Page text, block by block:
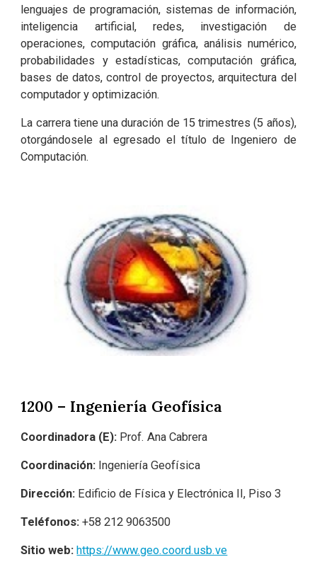
lenguajes de programación, sistemas de información,
inteligencia artificial, redes, investigación de
operaciones, computación gráfica, análisis numérico,
probabilidades y estadísticas, computación gráfica,
bases de datos, control de proyectos, arquitectura del
computador y optimización.
La carrera tiene una duración de 15 trimestres (5 años),
otorgándosele al egresado el título de Ingeniero de
Computación.
1200 – Ingeniería Geofísica
Coordinadora (E): Prof. Ana Cabrera
Coordinación: Ingeniería Geofísica
Dirección: Edificio de Física y Electrónica II, Piso 3
Teléfonos:+58212 9063500
Sitio web:https://www.geo.coord.usb.ve